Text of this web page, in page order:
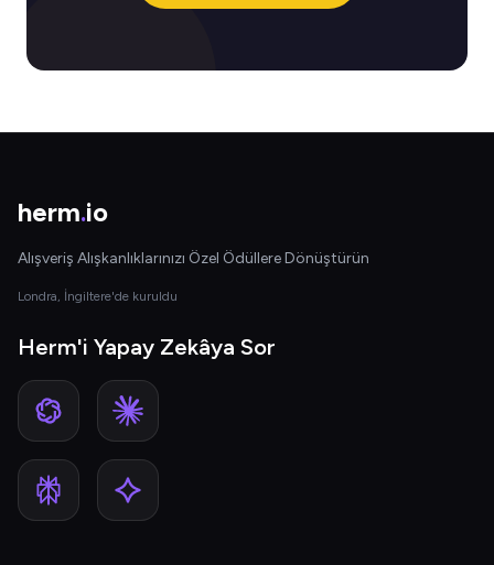
herm.io
Alışveriş Alışkanlıklarınızı Özel Ödüllere Dönüştürün
Londra, İngiltere'de kuruldu
Herm'i Yapay Zekâya Sor